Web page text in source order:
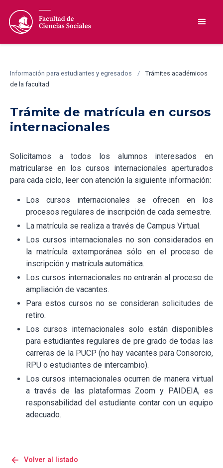
Información para estudiantes y egresados /
Trámites académicos
de la facultad
Trámite de matrícula en cursos
internacionales
Solicitamos a todos los alumnos interesados en
matricularse en los cursos internacionales aperturados
para cada ciclo, leer con atención la siguiente información:
Los cursos internacionales se ofrecen en los
procesos regulares de inscripción de cada semestre.
La matrícula se realiza a través de Campus Virtual.
Los cursos internacionales no son considerados en
la matrícula extemporánea sólo en el proceso de
inscripción y matrícula automática.
Los cursos internacionales no entrarán al proceso de
ampliación de vacantes.
Para estos cursos no se consideran solicitudes de
retiro.
Los cursos internacionales solo están disponibles
para estudiantes regulares de pre grado de todas las
carreras de la PUCP (no hay vacantes para Consorcio,
RPU o estudiantes de intercambio).
Los cursos internacionales ocurren de manera virtual
a través de las plataformas Zoom y PAIDEIA, es
responsabilidad del estudiante contar con un equipo
adecuado.
arrow_back Volver al listado